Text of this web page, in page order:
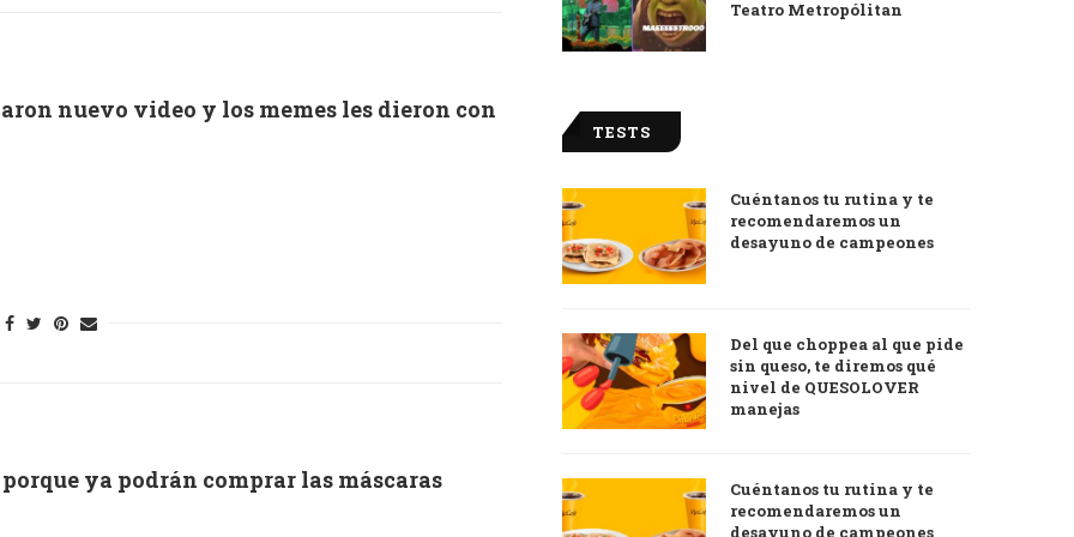
nuevo video y los memes les dieron con
ya podrán comprar las máscaras
Teatro Metropólitan
TESTS
Cuéntanos tu rutina y te
recomendaremos un
desayuno de campeones
Del que choppea al que pide
sin queso, te diremos qué
nivel de QUESOLOVER
manejas
Cuéntanos tu rutina y te
recomendaremos un
desayuno de campeones